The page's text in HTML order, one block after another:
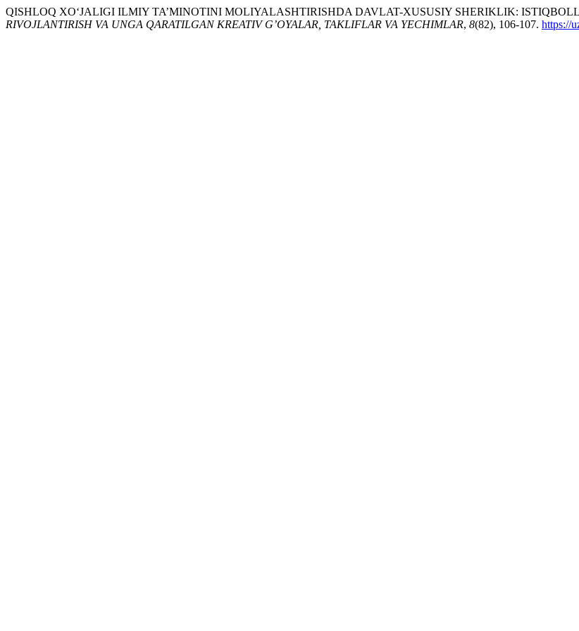
QISHLOQ XO‘JALIGI ILMIY TA’MINOTINI MOLIYALASHTIRISHDA DAVLAT-XUSUSIY SHERIKLIK:
RIVOJLANTIRISH VA UNGA QARATILGAN KREATIV G’OYALAR, TAKLIFLAR VA YECHIMLAR, 8(82), 106-107. https://